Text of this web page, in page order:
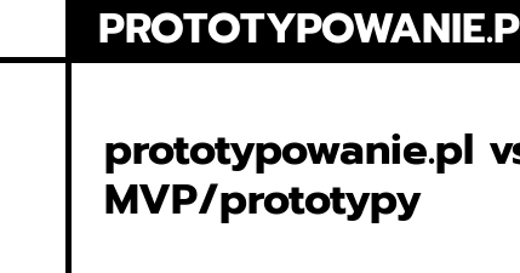
content
prototypowanie.pl
MVP/prototypy